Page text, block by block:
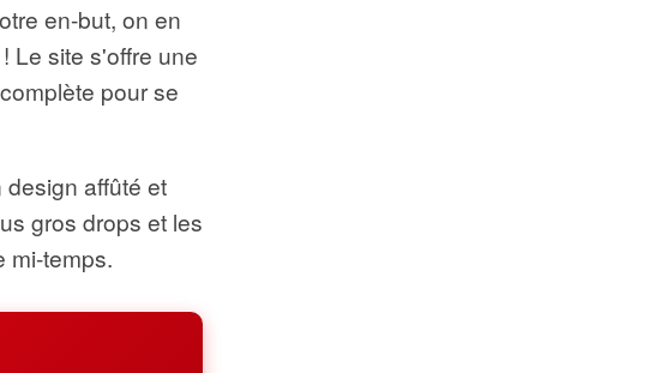
en-but, on en
Le site s'offre une
pour se
affûté et
gros drops et les
mi-temps.